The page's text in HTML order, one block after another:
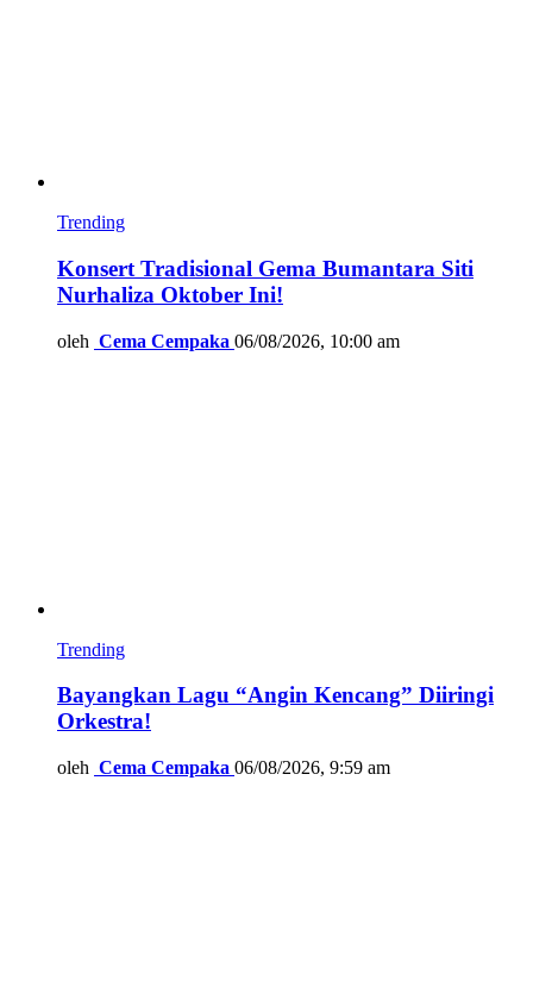
Trending
Konsert Tradisional Gema Bumantara Siti
Nurhaliza Oktober Ini!
oleh Cema Cempaka 06/08/2026, 10:00 am
Trending
Bayangkan Lagu “Angin Kencang” Diiringi
Orkestra!
oleh Cema Cempaka 06/08/2026, 9:59 am